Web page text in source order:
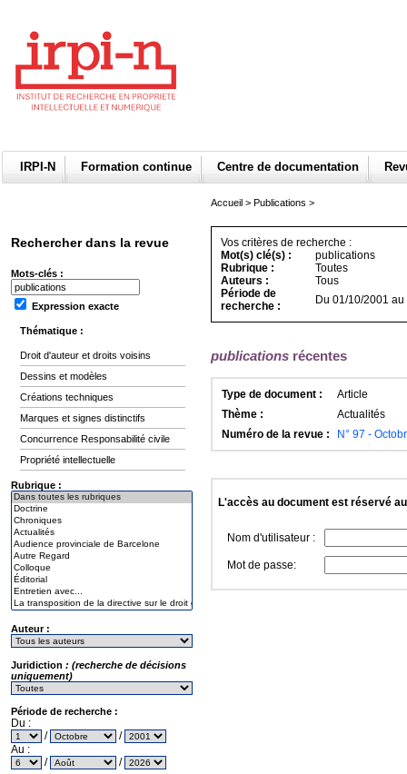
IRPI-N Formation continue Centre de documentation
Rechercher dans la revue
Mots-clés :
Expression exacte
Thématique :
Droit d'auteur et droits voisins
Dessins et modèles
Créations techniques
Marques et signes distinctifs
Concurrence Responsabilité civile
Propriété intellectuelle
Rubrique :
Auteur :
Juridiction : (recherche de décisions
uniquement)
Période de recherche :
Du :
/
/
Au :
/
/
Accueil > Publications >
Vos critères de recherche :
Mot(s) clé(s) :
publications
Rubrique :
Toutes
Auteurs :
Tous
Période de
recherche :
Du 01/10/2001
publications récentes
Type de document :
Article
Thème :
Actualités
Numéro de la revue :
N° 97 -
L'accès au document est réservé
Nom d'utilisateur :
Mot de passe: